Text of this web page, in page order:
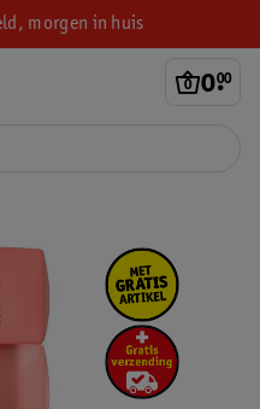
morgen in huis
0.
00